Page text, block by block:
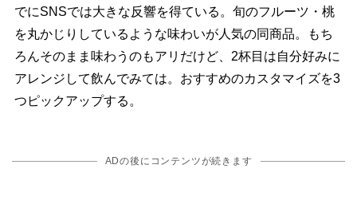
でにSNSでは大きな反響を得ている。旬のフルーツ・桃
を丸かじりしているような味わいが人気の同商品。もち
ろんそのまま味わうのもアリだけど、2杯目は自分好みに
アレンジして飲んでみては。おすすめのカスタマイズを3
つピックアップする。
ADの後にコンテンツが続きます